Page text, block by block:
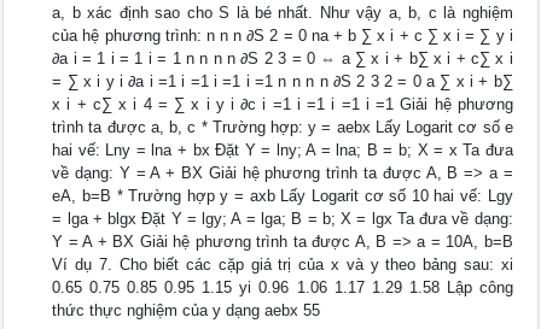
a, b xác định sao cho S là bé nhất. Như vậy a, b, c là nghiệm
của hệ phương trình: n n n ∂S 2 = 0 na + b ∑ x i + c ∑ x i = ∑ y i
∂a i = 1 i = 1 i = 1 n n n n ∂S 2 3 = 0 ⇔ a ∑ x i + b∑ x i + c∑ x i
= ∑ x i y i ∂a i =1 i =1 i =1 i =1 n n n n ∂S 2 3 2 = 0 a ∑ x i + b∑
x i + c∑ x i 4 = ∑ x i y i ∂c i =1 i =1 i =1 i =1 Giải hệ phương
trình ta được a, b, c * Trường hợp: y = aebx Lấy Logarit cơ số e
hai vế: Lny = lna + bx Đặt Y = lny; A = lna; B = b; X = x Ta đưa
về dạng: Y = A + BX Giải hệ phương trình ta được A, B => a =
eA, b=B * Trường hợp y = axb Lấy Logarit cơ số 10 hai vế: Lgy
= lga + blgx Đặt Y = lgy; A = lga; B = b; X = lgx Ta đưa về dạng:
Y = A + BX Giải hệ phương trình ta được A, B => a = 10A, b=B
Ví dụ 7. Cho biết các cặp giá trị của x và y theo bảng sau: xi
0.65 0.75 0.85 0.95 1.15 yi 0.96 1.06 1.17 1.29 1.58 Lập công
thức thực nghiệm của y dạng aebx 55